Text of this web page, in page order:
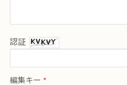
認証
編集キー